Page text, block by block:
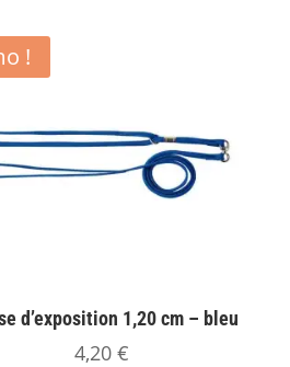
!
d’exposition 1,20 cm – bleu
4,20 €